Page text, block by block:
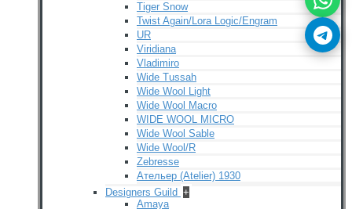
Tiger Snow
Twist Again/Lora Logic/Engram
UR
Viridiana
Vladimiro
Wide Tussah
Wide Wool Light
Wide Wool Macro
WIDE WOOL MICRO
Wide Wool Sable
Wide Wool/R
Zebresse
Ательер (Atelier) 1930
Designers Guild +
Amaya